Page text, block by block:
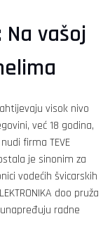
vašoj
visok nivo
već 18 godina,
firma TEVE
je sinonim za
vodećih švicarskih
doo pruža
radne